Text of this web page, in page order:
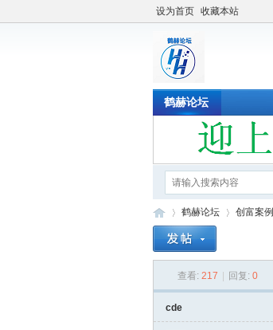
设为首页 收藏本站
鹤赫论坛
鹤赫论坛 创富案例
查看: 217 回复: 0
cde